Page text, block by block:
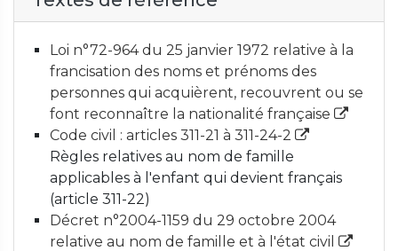
Loi n°72-964 du 25 janvier 1972 relative à la
francisation des noms et prénoms des
personnes qui acquièrent, recouvrent ou se
font reconnaître la nationalité française
Code civil : articles 311-21 à 311-24-2
Règles relatives au nom de famille
applicables à l'enfant qui devient français
(article 311-22)
Décret n°2004-1159 du 29 octobre 2004
relative au nom de famille et à l'état civil